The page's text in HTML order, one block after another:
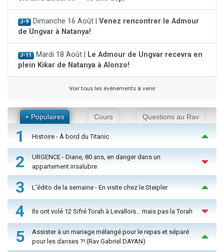
J-9 Dimanche 16 Août | Venez rencontrer le Admour
de Ungvar à Natanya!
J-11 Mardi 18 Août |
Le Admour de Ungvar recevra en
plein Kikar de Natanya à Alonzo!
Voir tous les événements à venir
+ Populaires Cours Questions au Rav
1 Histoire - À bord du Titanic
2
URGENCE - Diane, 80 ans, en danger dans un
appartement insalubre
3 L'édito de la semaine - En visite chez le Steipler
4 Ils ont volé 12 Sifré Torah à Levallois… mais pas la Torah
5
Assister à un mariage mélangé pour le repas et séparé
pour les danses ?! (Rav Gabriel DAYAN)